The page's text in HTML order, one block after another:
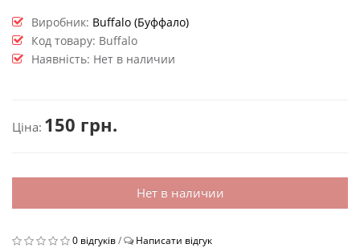
Виробник: Buffalo (Буффало)
Код товару: Buffalo
Наявність: Нет в наличии
Ціна: 150 грн.
Нет в наличии
0 відгуків/ Написати відгук